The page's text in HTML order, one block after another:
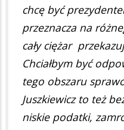
chcę być
przeznacza na
cały ciężar
Chciałbym być
tego obszaru
Juszkiewicz to też
niskie podatki,